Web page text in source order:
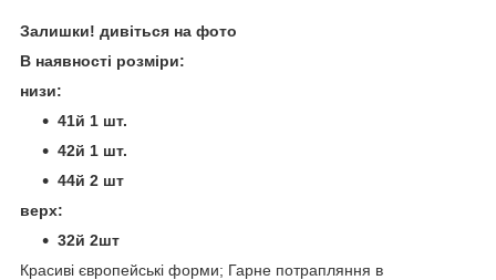
Залишки! дивіться на фото
В наявності розміри:
низи:
41й 1 шт.
42й 1 шт.
44й 2 шт
верх:
32й 2шт
Красиві європейські форми; Гарне потрапляння в